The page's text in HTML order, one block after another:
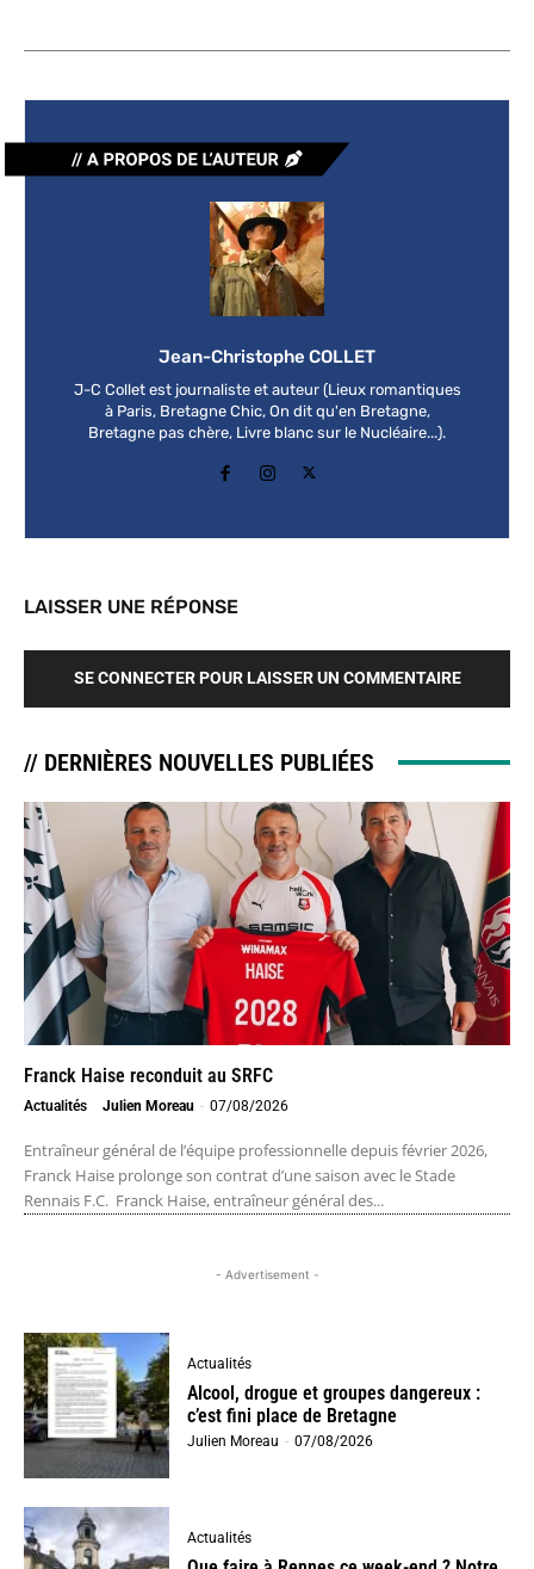
Jean-Christophe COLLET
J-C Collet est journaliste et auteur (Lieux romantiques
à Paris, Bretagne Chic, On dit qu'en Bretagne,
Bretagne pas chère, Livre blanc sur le Nucléaire...).
LAISSER UNE RÉPONSE
SE CONNECTER POUR LAISSER UN COMMENTAIRE
// DERNIÈRES NOUVELLES PUBLIÉES
Franck Haise reconduit au SRFC
Actualités Julien Moreau - 07/08/2026
Entraîneur général de l’équipe professionnelle depuis février 2026,
Franck Haise prolonge son contrat d’une saison avec le Stade
Rennais F.C. Franck Haise, entraîneur général des...
- Advertisement -
Actualités
Alcool, drogue et groupes dangereux :
c’est fini place de Bretagne
Julien Moreau - 07/08/2026
Actualités